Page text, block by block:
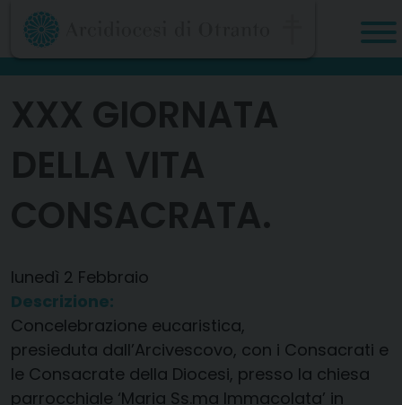
Skip
content
XXX GIORNATA
DELLA VITA
CONSACRATA.
lunedì 2 Febbraio
Descrizione:
Concelebrazione eucaristica,
presieduta dall’Arcivescovo, con i Consacrati e
le Consacrate della Diocesi, presso la chiesa
parrocchiale ‘Maria Ss.ma Immacolata’ in